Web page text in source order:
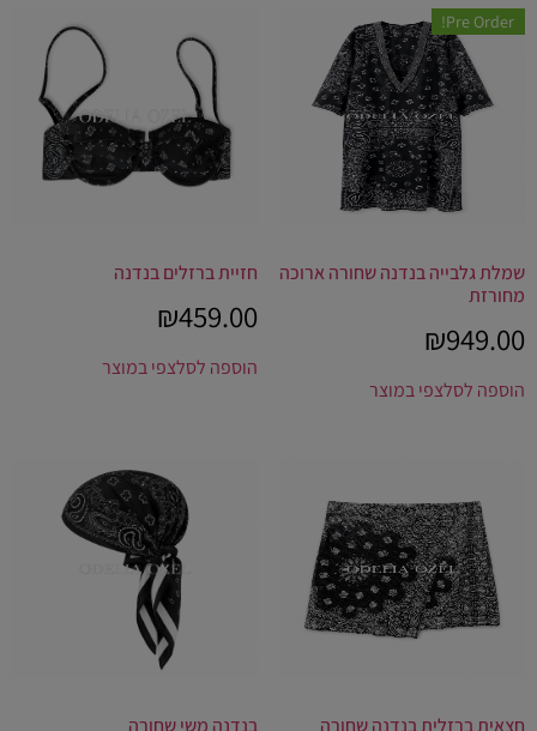
Pre Order!
שמלת גלבייה בנדנה שחורה ארוכה
מחורזת
₪949.00
הוספה לסלצפי במוצר
חזיית ברזלים בנדנה
₪459.00
הוספה לסלצפי במוצר